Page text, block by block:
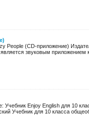
People (CD-приложение)
звуковым приложением
Enjoy English для 10
Учебник для 10 класса